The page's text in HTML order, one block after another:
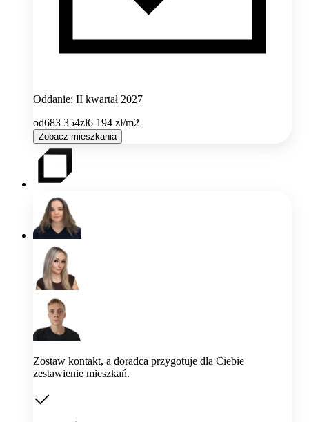
Oddanie: II kwartał 2027
od683 354zł6 194 zł/m2
Zobacz mieszkania
Zostaw kontakt, a doradca przygotuje dla Ciebie
zestawienie mieszkań.